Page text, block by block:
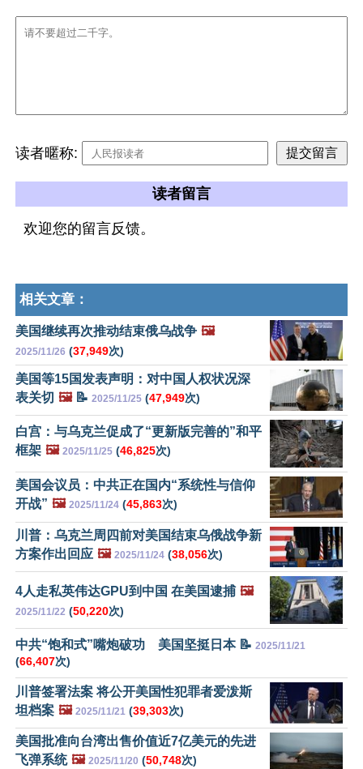
读者暱称:
读者留言
欢迎您的留言反馈。
相关文章：
美国继续再次推动结束俄乌战争 🖼️
2025/11/26 (37,949次)
美国等15国发表声明：对中国人权状况深
表关切 🖼️📝 2025/11/25 (47,949次)
白宫：与乌克兰促成了“更新版完善的”和平
框架 🖼️ 2025/11/25 (46,825次)
美国会议员：中共正在国内“系统性与信仰
开战” 🖼️ 2025/11/24 (45,863次)
川普：乌克兰周四前对美国结束乌俄战争新
方案作出回应 🖼️ 2025/11/24 (38,056次)
4人走私英伟达GPU到中国 在美国逮捕 🖼️
2025/11/22 (50,220次)
中共“饱和式”嘴炮破功 美国坚挺日本 📝 2025/11/21
(66,407次)
川普签署法案 将公开美国性犯罪者爱泼斯
坦档案 🖼️ 2025/11/21 (39,303次)
美国批准向台湾出售价值近7亿美元的先进
飞弹系统 🖼️ 2025/11/20 (50,748次)